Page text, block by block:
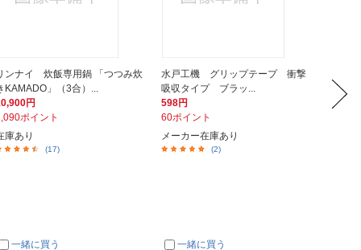
ンナイ 炊飯専用鍋 「つつみ炊
KAMADO」（3合）...
円
ポイント
庫あり
(17)
一緒に買う
水戸工機 グリップテープ 衝撃
吸収タイプ ブラッ...
598円
60ポイント
メーカー在庫あり
(2)
一緒に買う
ーブ
1,760円